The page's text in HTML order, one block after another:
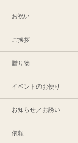
お祝い
ご挨拶
贈り物
イベントのお便り
お知らせ／お誘い
依頼